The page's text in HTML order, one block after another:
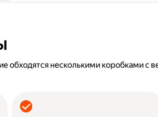
обходятся несколькими коробками с